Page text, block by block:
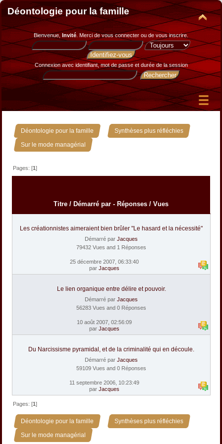
Déontologie pour la famille
Bienvenue, Invité. Merci devous connecter ou de vous inscrire.
Connexion avec identifiant, mot de passe et durée de la session
Déontologie pour la famille » Synthèses plus réfléchies »
Sur le mode managérial
Pages: [1]
Titre / Démarré par - Réponses / Vues
Les créationnistes aimeraient bien brûler "Le hasard et la nécessité"
Démarré par Jacques
79432 Vues and 1 Réponses
25 décembre 2007, 06:33:40
par Jacques
Le lien organique entre délire et pouvoir.
Démarré par Jacques
56283 Vues and 0 Réponses
10 août 2007, 02:56:09
par Jacques
Du Narcissisme pyramidal, et de la criminalité qui en découle.
Démarré par Jacques
59109 Vues and 0 Réponses
11 septembre 2006, 10:23:49
par Jacques
Pages: [1]
Déontologie pour la famille » Synthèses plus réfléchies »
Sur le mode managérial